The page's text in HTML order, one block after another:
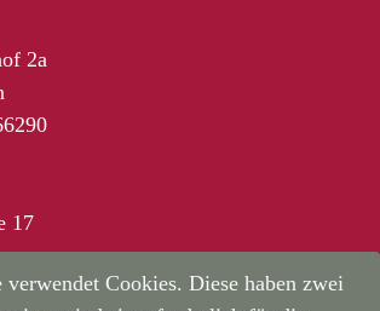
2a
17
verwendet Cookies. Diese haben zwei